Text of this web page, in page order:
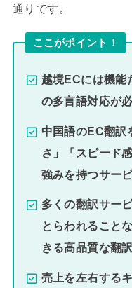
通りです。
ここがポイント！
越境ECには機能
の多言語対応が
中国語のEC翻訳
さ」「スピード
強みを持つサー
多くの翻訳サー
とらわれること
きる高品質な翻
売上を左右する